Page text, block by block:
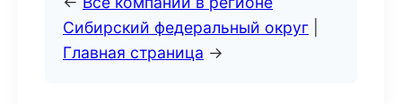
Сибирский федеральный округ
Главная страница →